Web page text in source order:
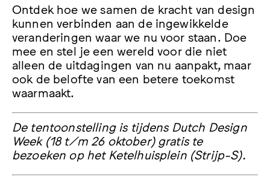
Ontdek hoe we samen de kracht van design
kunnen verbinden aan de ingewikkelde
veranderingen waar we nu voor staan. Doe
mee en stel je een wereld voor die niet
alleen de uitdagingen van nu aanpakt, maar
ook de belofte van een betere toekomst
waarmaakt.
De tentoonstelling is tijdens Dutch Design
Week (18 t/m 26 oktober) gratis te
bezoeken op het Ketelhuisplein (Strijp-S).